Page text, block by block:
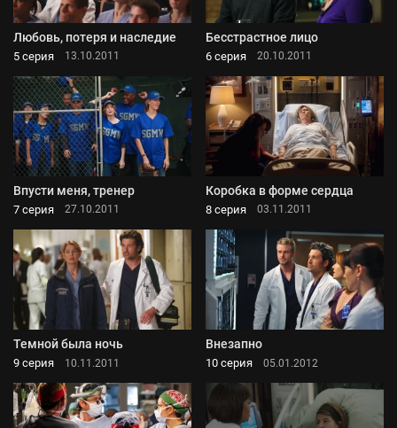
Любовь, потеря и наследие
5 серия 13.10.2011
Бесстрастное лицо
6 серия 20.10.2011
Впусти меня, тренер
7 серия 27.10.2011
Коробка в форме сердца
8 серия 03.11.2011
Темной была ночь
9 серия 10.11.2011
Внезапно
10 серия 05.01.2012